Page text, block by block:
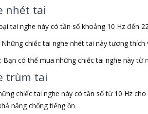
nhét tai
tai nghe này có tần số khoảng 10 Hz đến
chiếc tai nghe nhét tai này tương
Bạn có thể mua những chiếc tai nghe này từ
trùm tai
chiếc tai nghe này có tần số từ 10 Hz
năng chống tiếng ồn